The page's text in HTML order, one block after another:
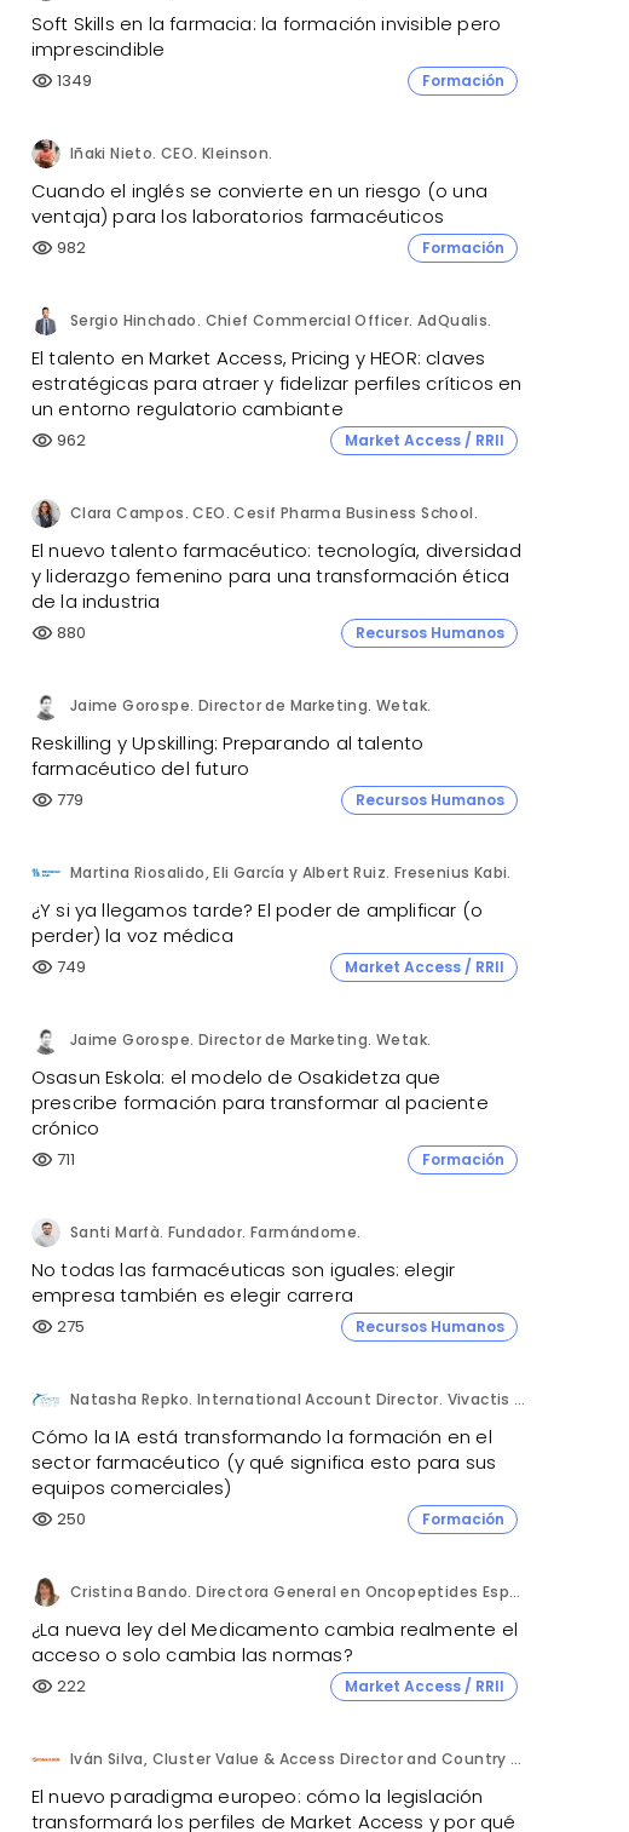
Soft Skills en la farmacia: la formación invisible pero
imprescindible
visibility 1349 Formación
Iñaki Nieto. CEO. Kleinson.
Cuando el inglés se convierte en un riesgo (o una
ventaja) para los laboratorios farmacéuticos
visibility 982 Formación
Sergio Hinchado. Chief Commercial Officer. AdQualis.
El talento en Market Access, Pricing y HEOR: claves
estratégicas para atraer y fidelizar perfiles críticos en
un entorno regulatorio cambiante
visibility 962 Market Access / RRII
Clara Campos. CEO. Cesif Pharma Business School.
El nuevo talento farmacéutico: tecnología, diversidad
y liderazgo femenino para una transformación ética
de la industria
visibility 880 Recursos Humanos
Jaime Gorospe. Director de Marketing. Wetak.
Reskilling y Upskilling: Preparando al talento
farmacéutico del futuro
visibility 779 Recursos Humanos
Martina Riosalido, Eli García y Albert Ruiz. Fresenius Kabi.
¿Y si ya llegamos tarde? El poder de amplificar (o
perder) la voz médica
visibility 749 Market Access / RRII
Jaime Gorospe. Director de Marketing. Wetak.
Osasun Eskola: el modelo de Osakidetza que
prescribe formación para transformar al paciente
crónico
visibility 711 Formación
Santi Marfà. Fundador. Farmándome.
No todas las farmacéuticas son iguales: elegir
empresa también es elegir carrera
visibility 275 Recursos Humanos
Natasha Repko. International Account Director. Vivactis Group.
Cómo la IA está transformando la formación en el
sector farmacéutico (y qué significa esto para sus
equipos comerciales)
visibility 250 Formación
Cristina Bando. Directora General en Oncopeptides España y Directora del Programa Executive de Market Access de Cesif.
¿La nueva ley del Medicamento cambia realmente el
acceso o solo cambia las normas?
visibility 222 Market Access / RRII
Iván Silva, Cluster Value & Access Director and Country Manager Spain y Natalia Montero, Market Access Intern. Kyowa Kirin.
El nuevo paradigma europeo: cómo la legislación
transformará los perfiles de Market Access y por qué